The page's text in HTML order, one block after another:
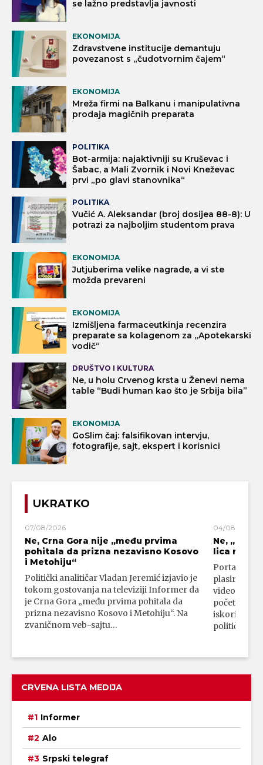
se lažno predstavlja javnosti
EKONOMIJA
Zdravstvene institucije demantuju
povezanost s „čudotvornim čajem“
EKONOMIJA
Mreža firmi na Balkanu i manipulativna
prodaja magičnih preparata
POLITIKA
Bot-armija: najaktivniji su Kruševac i
Šabac, a Mali Zvornik i Novi Kneževac
prvi „po glavi stanovnika“
POLITIKA
Vučić A. Aleksandar (broj dosijea 88-8): U
potrazi za najboljim studentom prava
EKONOMIJA
Jutjuberima velike nagrade, a vi ste
možda prevareni
EKONOMIJA
Izmišljena farmaceutkinja recenzira
preparate sa kolagenom za „Apotekarski
vodič“
DRUŠTVO I KULTURA
Ne, u holu Crvenog krsta u Ženevi nema
table “Budi human kao što je Srbija bila”
EKONOMIJA
GoSlim čaj: falsifikovan intervju,
fotografije, sajt, ekspert i korisnici
UKRATKO
07/08/2026
Ne, Crna Gora nije „među prvima
pohitala da prizna nezavisno Kosovo
i Metohiju“
Politički analitičar Vladan Jeremić izjavio je
tokom gostovanja na televiziji Informer da
je Crna Gora „među prvima pohitala da
prizna nezavisno Kosovo i Metohiju“. Na
zvaničnom veb-sajtu…
04/08/2026
Ne,
lica
Portal 24
plasirali su
video-
početka
iskorišćava
političkim
CRVENA LISTA MEDIJA
Informer
Alo
Srpski telegraf